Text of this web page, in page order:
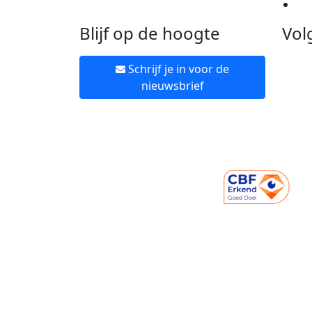
Blijf op de hoogte
Schrijf je in voor de
nieuwsbrief